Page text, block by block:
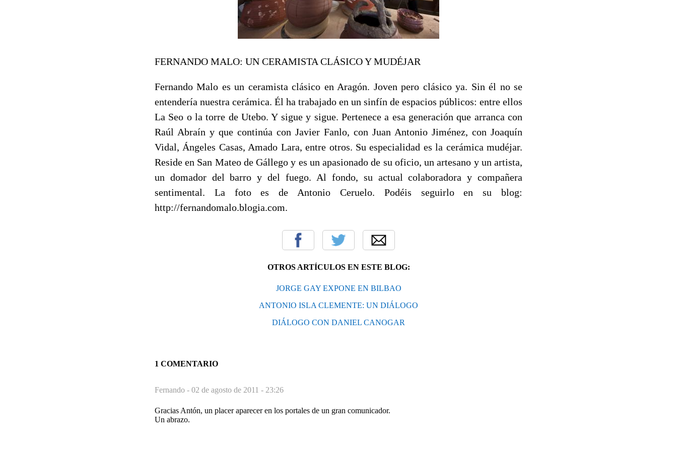
FERNANDO MALO: UN CERAMISTA CLÁSICO Y MUDÉJAR
Fernando Malo es un ceramista clásico en Aragón. Joven pero clásico ya. Sin él no se
entendería nuestra cerámica. Él ha trabajado en un sinfín de espacios públicos: entre ellos
La Seo o la torre de Utebo. Y sigue y sigue. Pertenece a esa generación que arranca con
Raúl Abraín y que continúa con Javier Fanlo, con Juan Antonio Jiménez, con Joaquín
Vidal, Ángeles Casas, Amado Lara, entre otros. Su especialidad es la cerámica mudéjar.
Reside en San Mateo de Gállego y es un apasionado de su oficio, un artesano y un artista,
un domador del barro y del fuego. Al fondo, su actual colaboradora y compañera
sentimental. La foto es de Antonio Ceruelo. Podéis seguirlo en su blog:
http://fernandomalo.blogia.com.
OTROS ARTÍCULOS EN ESTE BLOG:
JORGE GAY EXPONE EN BILBAO
ANTONIO ISLA CLEMENTE: UN DIÁLOGO
DIÁLOGO CON DANIEL CANOGAR
1 COMENTARIO
Fernando - 02 de agosto de 2011 - 23:26
Gracias Antón, un placer aparecer en los portales de un gran comunicador.
Un abrazo.